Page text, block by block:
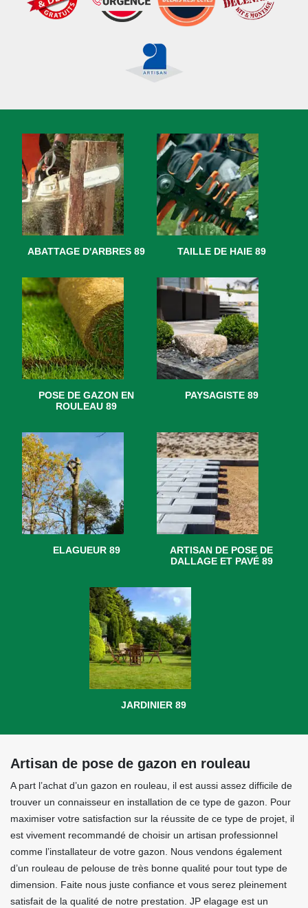
ABATTAGE D'ARBRES 89 TAILLE DE HAIE 89
POSE DE GAZON EN
ROULEAU 89
PAYSAGISTE 89
ELAGUEUR 89
ARTISAN DE POSE DE
DALLAGE ET PAVÉ 89
JARDINIER 89
Artisan de pose de gazon en rouleau
A part l’achat d’un gazon en rouleau, il est aussi assez difficile de
trouver un connaisseur en installation de ce type de gazon. Pour
maximiser votre satisfaction sur la réussite de ce type de projet, il
est vivement recommandé de choisir un artisan professionnel
comme l’installateur de votre gazon. Nous vendons également
d’un rouleau de pelouse de très bonne qualité pour tout type de
dimension. Faite nous juste confiance et vous serez pleinement
satisfait de la qualité de notre prestation. JP elagage est un